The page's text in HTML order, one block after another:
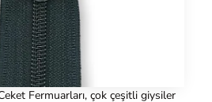
Fermuarları, çok çeşitli giysiler